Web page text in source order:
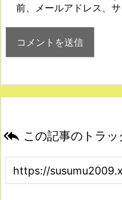
前、メールアドレス、サ
 この記事のトラ